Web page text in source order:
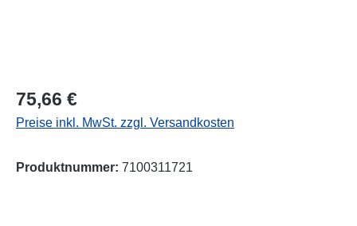
Regulärer Preis:
75,66 €
Preise inkl. MwSt. zzgl. Versandkosten
Produktnummer: 7100311721